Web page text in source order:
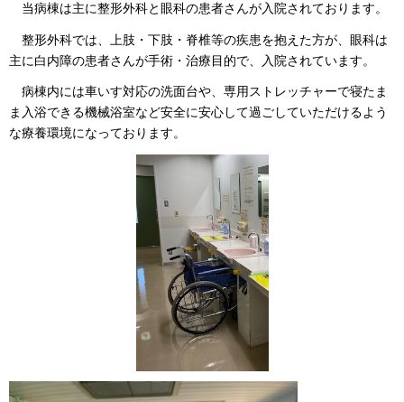
当病棟は主に整形外科と眼科の患者さんが入院されております。
整形外科では、上肢・下肢・脊椎等の疾患を抱えた方が、眼科は
主に白内障の患者さんが手術・治療目的で、入院されています。
病棟内には車いす対応の洗面台や、専用ストレッチャーで寝たま
ま入浴できる機械浴室など安全に安心して過ごしていただけるよう
な療養環境になっております。